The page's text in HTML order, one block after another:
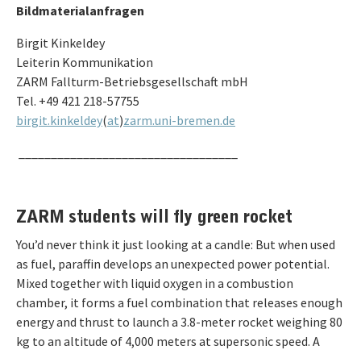
Bildmaterialanfragen
Birgit Kinkeldey
Leiterin Kommunikation
ZARM Fallturm-Betriebsgesellschaft mbH
Tel. +49 421 218-57755
birgit.kinkeldey(at)zarm.uni-bremen.de
ZARM students will fly green rocket
You’d never think it just looking at a candle: But when used
as fuel, paraffin develops an unexpected power potential.
Mixed together with liquid oxygen in a combustion
chamber, it forms a fuel combination that releases enough
energy and thrust to launch a 3.8-meter rocket weighing 80
kg to an altitude of 4,000 meters at supersonic speed. A